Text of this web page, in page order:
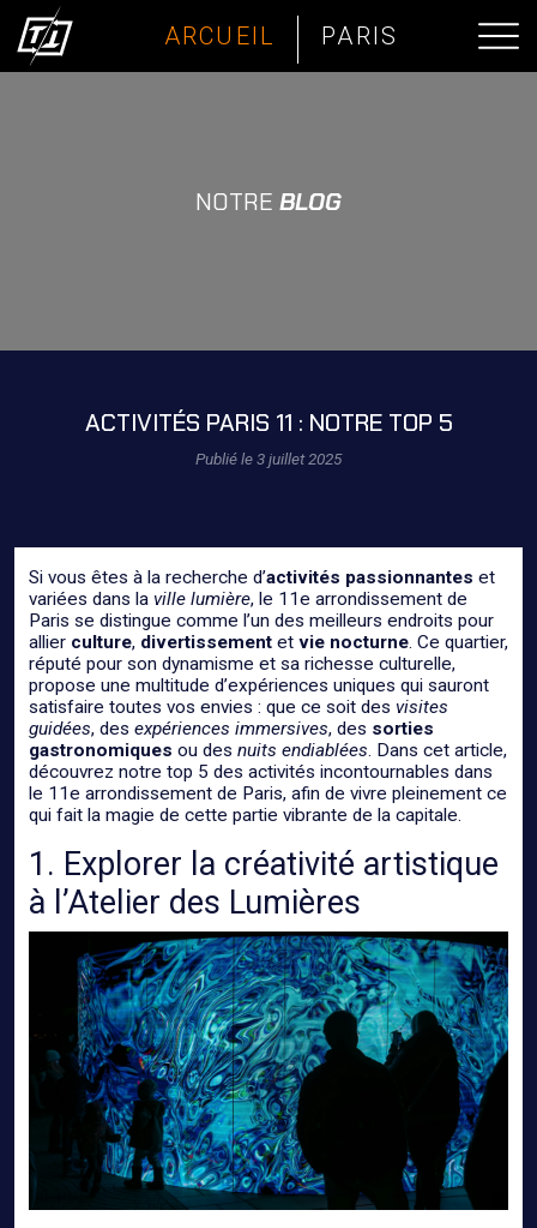
ARCUEIL PARIS
NOTRE BLOG
ACTIVITÉS PARIS 11 : NOTRE TOP 5
Publié le 3 juillet 2025
Si vous êtes à la recherche d’activités passionnantes et
variées dans la ville lumière, le 11e arrondissement de
Paris se distingue comme l’un des meilleurs endroits pour
allier culture, divertissement et vie nocturne. Ce quartier,
réputé pour son dynamisme et sa richesse culturelle,
propose une multitude d’expériences uniques qui sauront
satisfaire toutes vos envies : que ce soit des visites
guidées, des expériences immersives, des sorties
gastronomiques ou des nuits endiablées. Dans cet article,
découvrez notre top 5 des activités incontournables dans
le 11e arrondissement de Paris, afin de vivre pleinement ce
qui fait la magie de cette partie vibrante de la capitale.
1. Explorer la créativité artistique
à l’Atelier des Lumières